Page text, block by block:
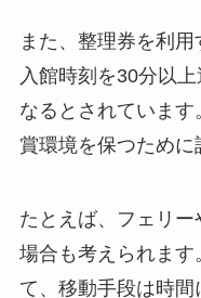
また、整理券を利
入館時刻を30分以
なるとされていま
賞環境を保つために
たとえば、フェリ
場合も考えられます
て、移動手段は時